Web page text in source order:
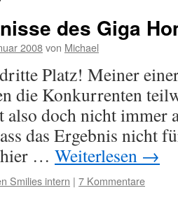
des Giga
2008von Michael
Platz! Meiner
die Konkurrenten
doch nicht immer
das Ergebnis nicht
hier … Weiterlesen →
Smilies intern | 7 Kommentare